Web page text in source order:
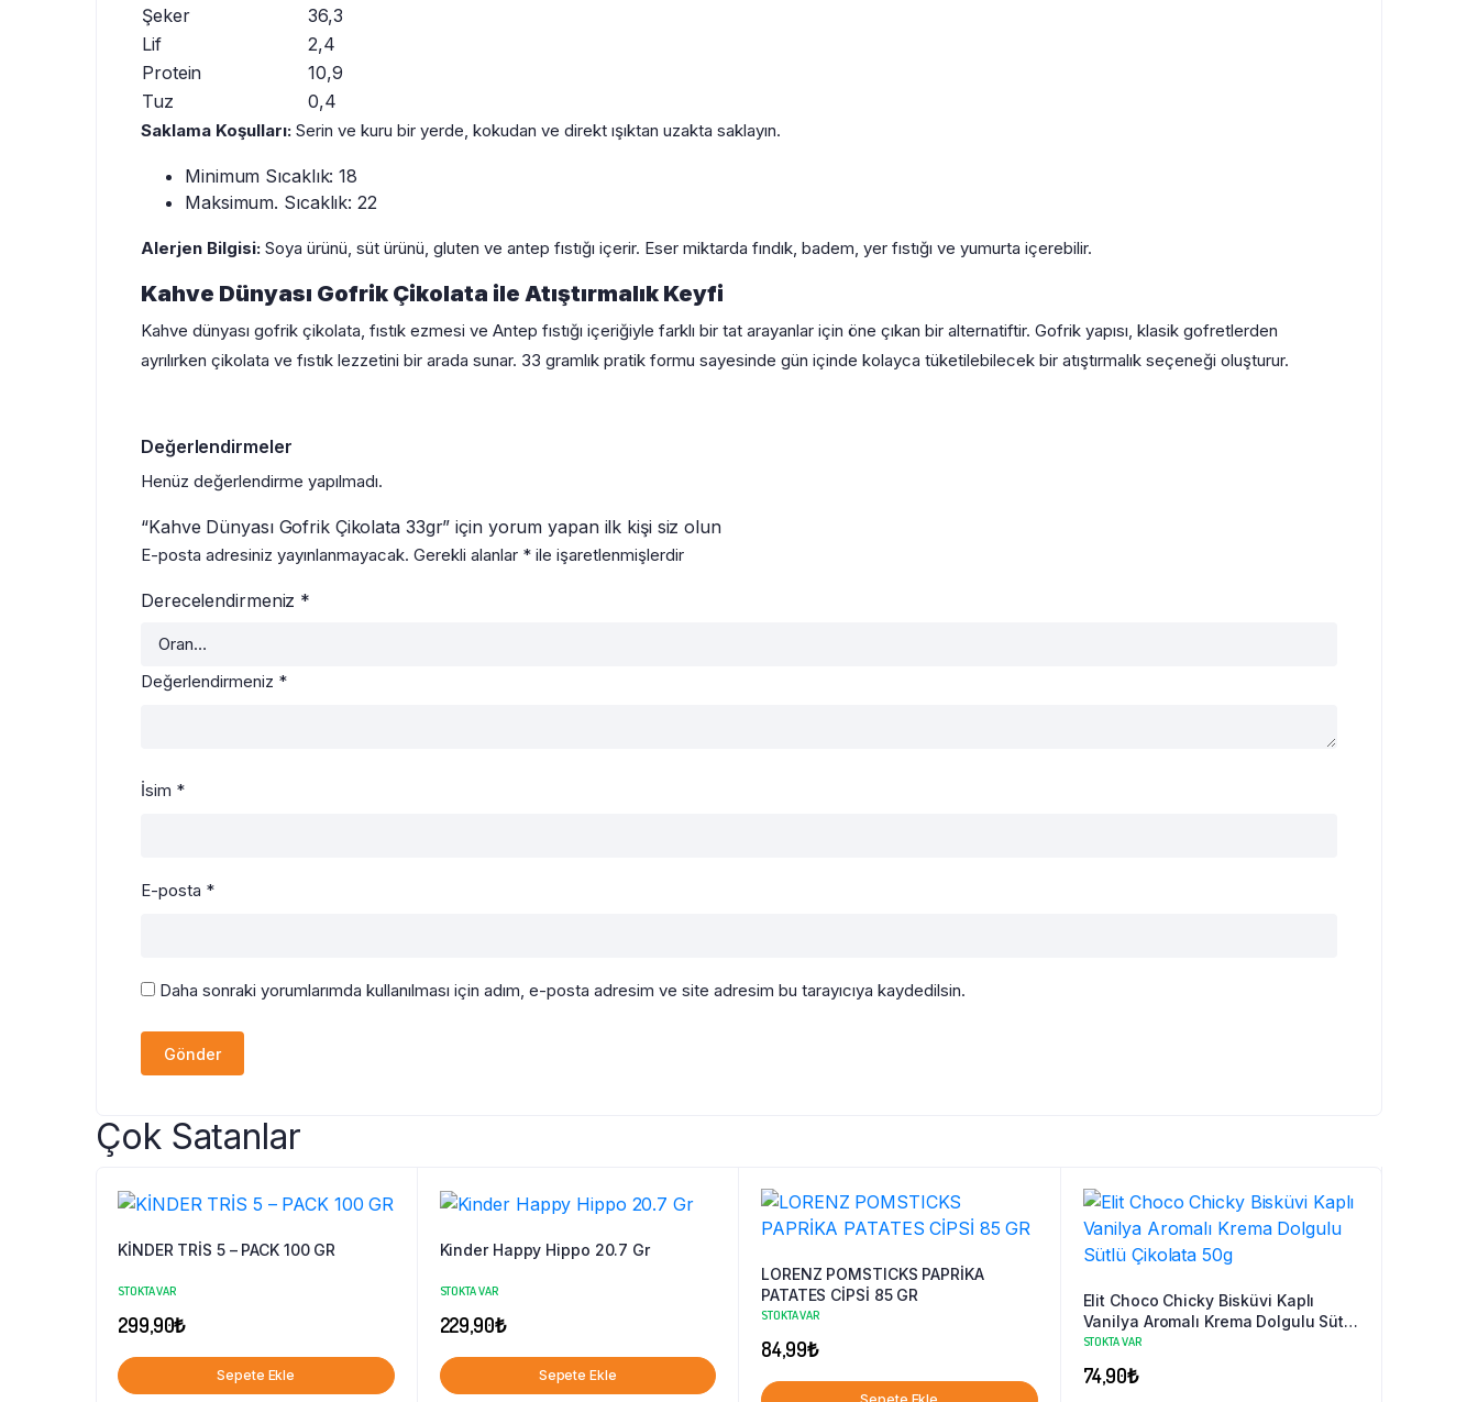
Şeker
36,3
Lif
2,4
Protein
10,9
Tuz
0,4
Saklama Koşulları: Serin ve kuru bir yerde, kokudan ve direkt ışıktan uzakta saklayın.
Minimum Sıcaklık: 18
Maksimum. Sıcaklık: 22
Alerjen Bilgisi: Soya ürünü, süt ürünü, gluten ve antep fıstığı içerir. Eser miktarda fındık, badem, yer fıstığı ve yumurta içerebilir.
Kahve Dünyası Gofrik Çikolata ile Atıştırmalık Keyfi
Kahve dünyası gofrik çikolata, fıstık ezmesi ve Antep fıstığı içeriğiyle farklı bir tat arayanlar için öne çıkan bir alternatiftir. Gofrik yapısı, klasik gofretlerden
ayrılırken çikolata ve fıstık lezzetini bir arada sunar. 33 gramlık pratik formu sayesinde gün içinde kolayca tüketilebilecek bir atıştırmalık seçeneği oluşturur.
Değerlendirmeler
Henüz değerlendirme yapılmadı.
“Kahve Dünyası Gofrik Çikolata 33gr” için yorum yapan ilk kişi siz olun
E-posta adresiniz yayınlanmayacak. Gerekli alanlar * ile işaretlenmişlerdir
Derecelendirmeniz *
Değerlendirmeniz *
İsim *
E-posta *
Daha sonraki yorumlarımda kullanılması için adım, e-posta adresim ve site adresim bu tarayıcıya kaydedilsin.
Çok Satanlar
KİNDER TRİS 5 – PACK 100 GR
STOKTA VAR
299,90₺
Sepete Ekle
Kinder Happy Hippo 20.7 Gr
STOKTA VAR
229,90₺
Sepete Ekle
LORENZ POMSTICKS PAPRİKA
PATATES CİPSİ 85 GR
STOKTA VAR
84,99₺
Elit Choco Chicky Bisküvi Kaplı
Vanilya Aromalı Krema Dolgulu Sütlü
Çikolata 50g
STOKTA VAR
74,90₺